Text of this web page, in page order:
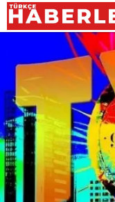
Kaptırmadı!
Kaptırmadı!
Kaptırmadı!
Kaptırmadı!
Kaptırmadı!
Kaptırmadı!
Kaptırmadı!
Kaptırmadı!